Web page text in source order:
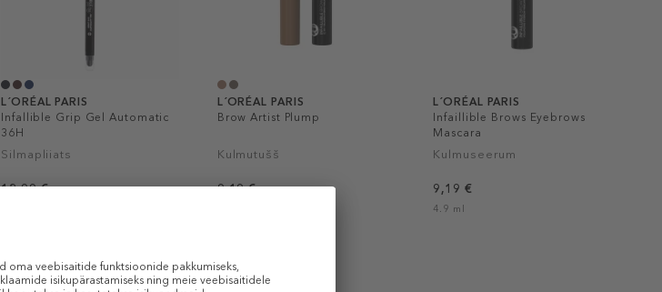
L´ORÉAL PARIS
Infallible Grip Gel Automatic
36H
Silmapliiats
12,99 €
L´ORÉAL PARIS
Brow Artist Plump
Kulmutušš
9,19 €
L´ORÉAL PARIS
Infaillible Brows Eyebrows
Mascara
Kulmuseerum
9,19 €
4.9 ml